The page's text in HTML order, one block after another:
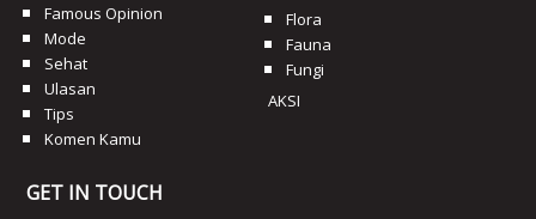
Famous Opinion
Mode
Sehat
Ulasan
Tips
Komen Kamu
Flora
Fauna
Fungi
AKSI
GET IN TOUCH